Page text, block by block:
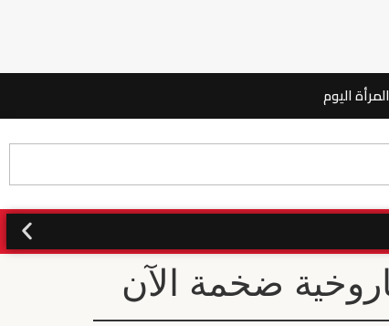
المرأة اليوم
ضخمة الآن